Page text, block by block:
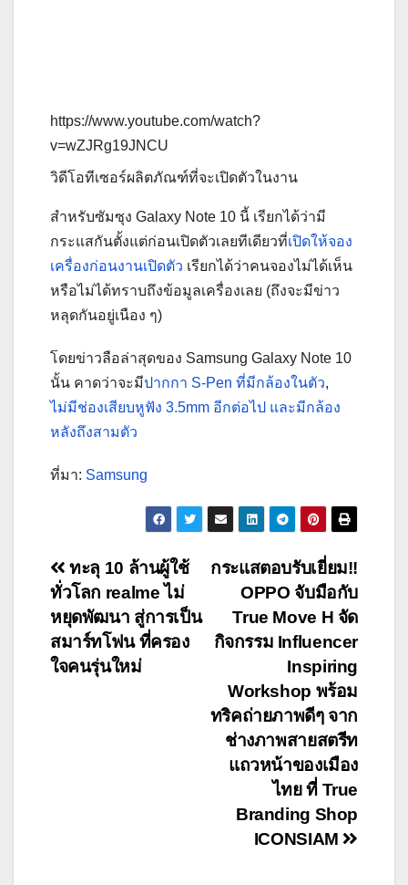
https://www.youtube.com/watch?
v=wZJRg19JNCU
วิดีโอทีเซอร์ผลิตภัณฑ์ที่จะเปิดตัวในงาน
สำหรับซัมซุง Galaxy Note 10 นี้ เรียกได้ว่ามี
กระแสกันตั้งแต่ก่อนเปิดตัวเลยทีเดียวที่เปิดให้จอง
เครื่องก่อนงานเปิดตัว เรียกได้ว่าคนจองไม่ได้เห็น
หรือไม่ได้ทราบถึงข้อมูลเครื่องเลย (ถึงจะมีข่าว
หลุดกันอยู่เนือง ๆ)
โดยข่าวลือล่าสุดของ Samsung Galaxy Note 10
นั้น คาดว่าจะมีปากกา S-Pen ที่มีกล้องในตัว,
ไม่มีช่องเสียบหูฟัง 3.5mm อีกต่อไป และมีกล้อง
หลังถึงสามตัว
ที่มา: Samsung
Post
navigation
กระแสตอบรับเยี่ยม!!
OPPO จับมือกับ
True Move H จัด
กิจกรรม Influencer
Inspiring
Workshop พร้อม
ทริคถ่ายภาพดีๆ จาก
ช่างภาพสายสตรีท
แถวหน้าของเมือง
ไทย ที่ True
Branding Shop
ICONSIAM
ทะลุ 10 ล้านผู้ใช้
ทั่วโลก realme ไม่
หยุดพัฒนา สู่การเป็น
สมาร์ทโฟน ที่ครอง
ใจคนรุ่นใหม่